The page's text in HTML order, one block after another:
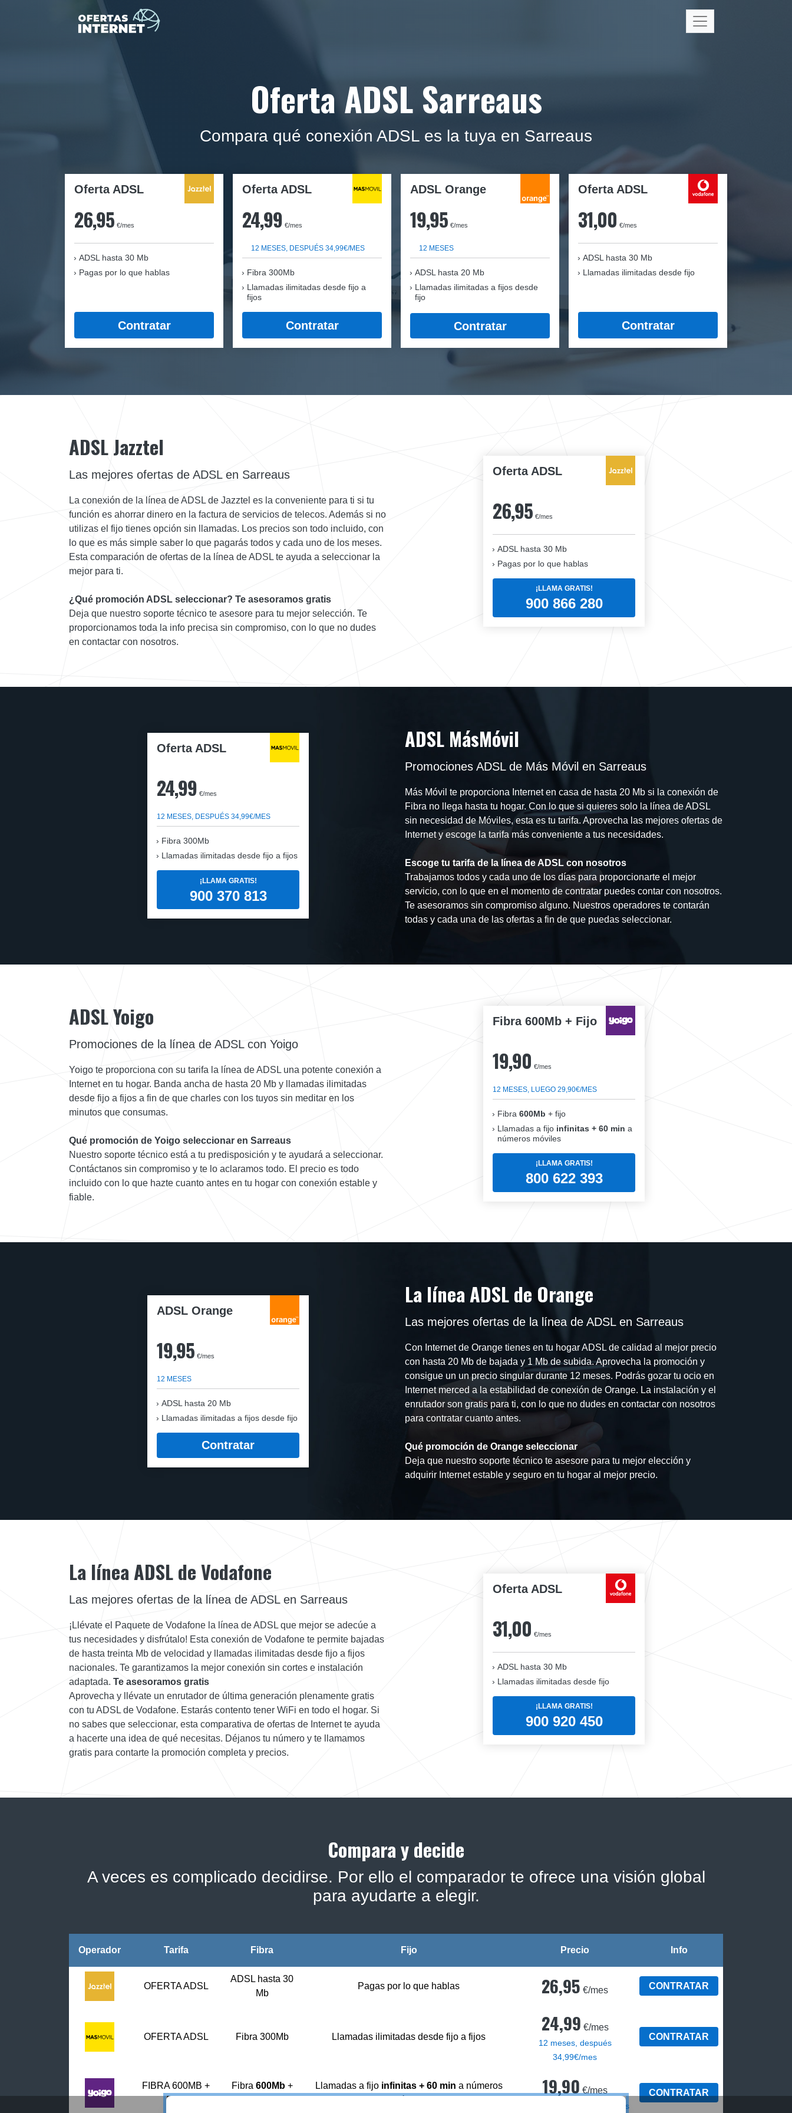
Oferta ADSL Sarreaus
Compara qué conexión ADSL es la tuya en Sarreaus
Oferta ADSL
26,95 €/mes
ADSL hasta 30 Mb
Pagas por lo que hablas
Contratar
Oferta ADSL
24,99 €/mes
12 MESES, DESPUÉS 34,99€/MES
Fibra 300Mb
Llamadas ilimitadas desde fijo a
fijos
Contratar
ADSL Orange
19,95 €/mes
12 MESES
ADSL hasta 20 Mb
Llamadas ilimitadas a fijos desde
fijo
Contratar
Oferta ADSL
31,00 €/mes
ADSL hasta 30 Mb
Llamadas ilimitadas desde fijo
Contratar
Oferta ADSL
26,95 €/mes
ADSL hasta 30 Mb
Pagas por lo que hablas
¡LLAMA GRATIS!
900 866 280
ADSL Jazztel
Las mejores ofertas de ADSL en Sarreaus
La conexión de la línea de ADSL de Jazztel es la conveniente para ti si tu
función es ahorrar dinero en la factura de servicios de telecos. Además si no
utilizas el fijo tienes opción sin llamadas. Los precios son todo incluido, con
lo que es más simple saber lo que pagarás todos y cada uno de los meses.
Esta comparación de ofertas de la línea de ADSL te ayuda a seleccionar la
mejor para ti.
¿Qué promoción ADSL seleccionar? Te asesoramos gratis
Deja que nuestro soporte técnico te asesore para tu mejor selección. Te
proporcionamos toda la info precisa sin compromiso, con lo que no dudes
en contactar con nosotros.
Oferta ADSL
24,99 €/mes
12 MESES, DESPUÉS 34,99€/MES
Fibra 300Mb
Llamadas ilimitadas desde fijo a fijos
¡LLAMA GRATIS!
900 370 813
ADSL MásMóvil
Promociones ADSL de Más Móvil en Sarreaus
Más Móvil te proporciona Internet en casa de hasta 20 Mb si la conexión de
Fibra no llega hasta tu hogar. Con lo que si quieres solo la línea de ADSL
sin necesidad de Móviles, esta es tu tarifa. Aprovecha las mejores ofertas de
Internet y escoge la tarifa más conveniente a tus necesidades.
Escoge tu tarifa de la línea de ADSL con nosotros
Trabajamos todos y cada uno de los días para proporcionarte el mejor
servicio, con lo que en el momento de contratar puedes contar con nosotros.
Te asesoramos sin compromiso alguno. Nuestros operadores te contarán
todas y cada una de las ofertas a fin de que puedas seleccionar.
Fibra 600Mb + Fijo
19,90 €/mes
12 MESES, LUEGO 29,90€/MES
Fibra 600Mb + fijo
Llamadas a fijo infinitas + 60 min a
números móviles
¡LLAMA GRATIS!
800 622 393
ADSL Yoigo
Promociones de la línea de ADSL con Yoigo
Yoigo te proporciona con su tarifa la línea de ADSL una potente conexión a
Internet en tu hogar. Banda ancha de hasta 20 Mb y llamadas ilimitadas
desde fijo a fijos a fin de que charles con los tuyos sin meditar en los
minutos que consumas.
Qué promoción de Yoigo seleccionar en Sarreaus
Nuestro soporte técnico está a tu predisposición y te ayudará a seleccionar.
Contáctanos sin compromiso y te lo aclaramos todo. El precio es todo
incluido con lo que hazte cuanto antes en tu hogar con conexión estable y
fiable.
ADSL Orange
19,95 €/mes
12 MESES
ADSL hasta 20 Mb
Llamadas ilimitadas a fijos desde fijo
Contratar
La línea ADSL de Orange
Las mejores ofertas de la línea de ADSL en Sarreaus
Con Internet de Orange tienes en tu hogar ADSL de calidad al mejor precio
con hasta 20 Mb de bajada y 1 Mb de subida. Aprovecha la promoción y
consigue un un precio singular durante 12 meses. Podrás gozar tu ocio en
Internet merced a la estabilidad de conexión de Orange. La instalación y el
enrutador son gratis para ti, con lo que no dudes en contactar con nosotros
para contratar cuanto antes.
Qué promoción de Orange seleccionar
Deja que nuestro soporte técnico te asesore para tu mejor elección y
adquirir Internet estable y seguro en tu hogar al mejor precio.
Oferta ADSL
31,00 €/mes
ADSL hasta 30 Mb
Llamadas ilimitadas desde fijo
¡LLAMA GRATIS!
900 920 450
La línea ADSL de Vodafone
Las mejores ofertas de la línea de ADSL en Sarreaus
¡Llévate el Paquete de Vodafone la línea de ADSL que mejor se adecúe a
tus necesidades y disfrútalo! Esta conexión de Vodafone te permite bajadas
de hasta treinta Mb de velocidad y llamadas ilimitadas desde fijo a fijos
nacionales. Te garantizamos la mejor conexión sin cortes e instalación
adaptada. Te asesoramos gratis
Aprovecha y llévate un enrutador de última generación plenamente gratis
con tu ADSL de Vodafone. Estarás contento tener WiFi en todo el hogar. Si
no sabes que seleccionar, esta comparativa de ofertas de Internet te ayuda
a hacerte una idea de qué necesitas. Déjanos tu número y te llamamos
gratis para contarte la promoción completa y precios.
Compara y decide
A veces es complicado decidirse. Por ello el comparador te ofrece una visión global
para ayudarte a elegir.
Operador Tarifa Fibra Fijo Precio Info
OFERTA ADSL
ADSL hasta 30
Mb
Pagas por lo que hablas 26,95 €/mes CONTRATAR
OFERTA ADSL Fibra 300Mb Llamadas ilimitadas desde fijo a fijos
24,99 €/mes
12 meses, después
34,99€/mes
CONTRATAR
FIBRA 600MB +
FIJO
Fibra 600Mb+
Llamadas a fijo infinitas + 60 min a números
19,90 €/mes
12 meses, luego 29,90€/mes
CONTRATAR